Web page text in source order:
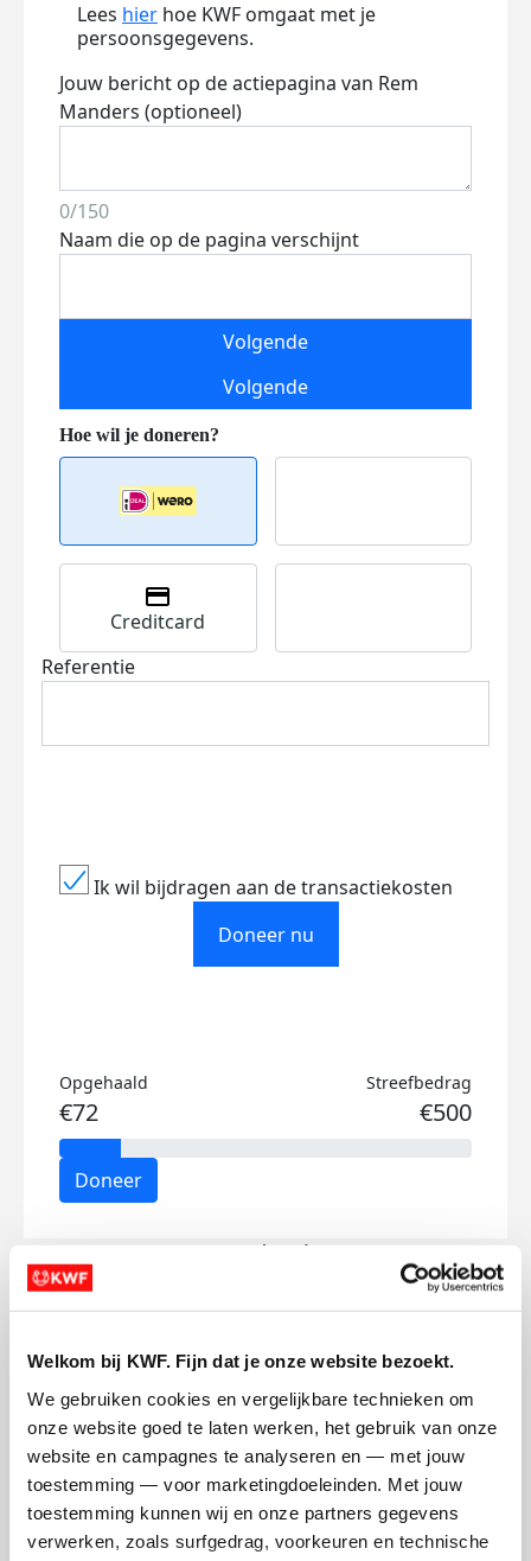
Welkom bij KWF. Fijn dat je onze website bezoekt.
We gebruiken cookies en vergelijkbare technieken om
onze website goed te laten werken, het gebruik van onze
website en campagnes te analyseren en — met jouw
toestemming — voor marketingdoeleinden. Met jouw
toestemming kunnen wij en onze partners gegevens
verwerken, zoals surfgedrag, voorkeuren en technische
Lees hier hoe KWF omgaat met je
persoonsgegevens.
Jouw bericht op de actiepagina van Rem
Manders (optioneel)
0/150
Naam die op de pagina verschijnt
Volgende
Volgende
Creditcard
Referentie
Ik wil bijdragen aan de transactiekosten
Doneer nu
Opgehaald
€72
Streefbedrag
€500
Doneer
Rem's badges